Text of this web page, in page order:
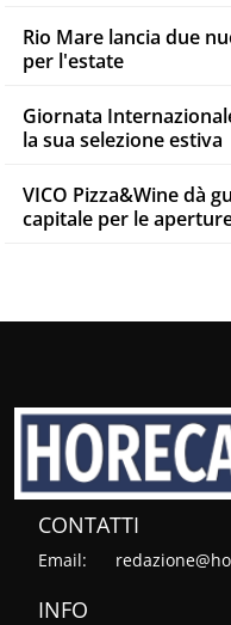
Rio Mare lancia due
per l'estate
Giornata
la sua selezione estiva
VICO Pizza&Wine dà
capitale per le
CONTATTI
Email:
INFO